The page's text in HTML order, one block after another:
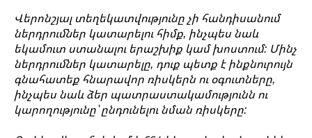
Վերոնշյալ տեղեկատվությունը չի հանդիսանում
ներդրումներ կատարելու հիմք, ինչպես նաև
եկամուտ ստանալու երաշխիք կամ խոստում: Մինչ
ներդրումներ կատարելը, դուք պետք է ինքնուրույն
գնահատեք հնարավոր ռիսկերն ու օգուտները,
ինչպես նաև ձեր պատրաստակամությունն ու
կարողությունը՝ ընդունելու նման ռիսկերը: